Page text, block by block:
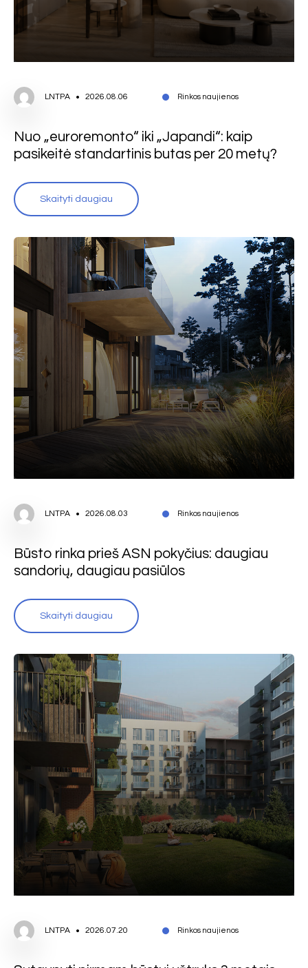
LNTPA 2026.08.06 Rinkos naujienos
Nuo „euroremonto“ iki „Japandi“: kaip
pasikeitė standartinis butas per 20 metų?
Skaityti daugiau
LNTPA 2026.08.03 Rinkos naujienos
Būsto rinka prieš ASN pokyčius: daugiau
sandorių, daugiau pasiūlos
Skaityti daugiau
LNTPA 2026.07.20 Rinkos naujienos